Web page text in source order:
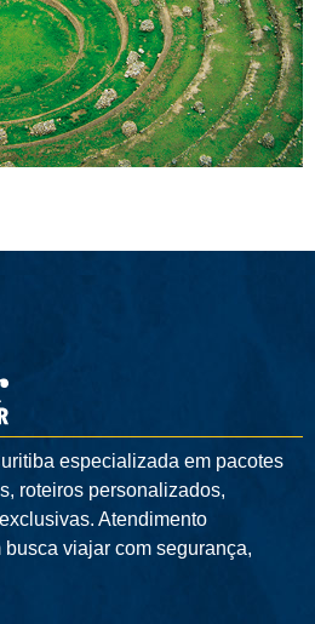
especializada em pacotes
roteiros personalizados,
Atendimento
viajar com segurança,